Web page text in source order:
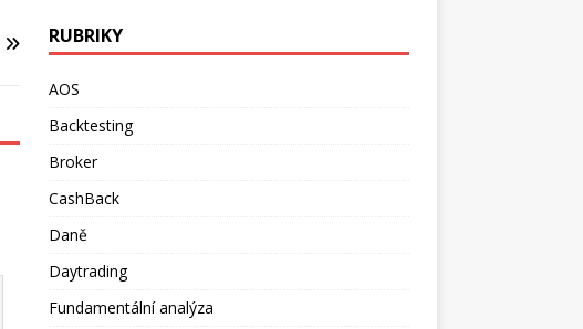
RUBRIKY
AOS
Backtesting
Broker
CashBack
Daně
Daytrading
Fundamentální analýza